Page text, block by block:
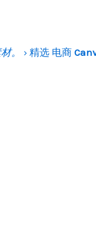
。 › 精选 电商